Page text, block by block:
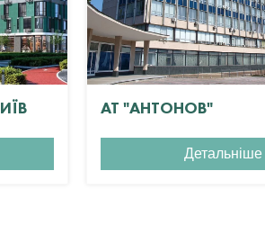
АТ "АНТОНОВ"
Детальніше